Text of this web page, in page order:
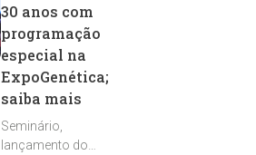
30 anos com
programação
especial na
ExpoGenética;
saiba mais
Seminário,
lançamento do